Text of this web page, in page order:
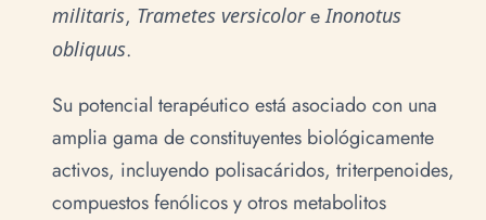
militaris, Trametes versicoloreInonotus
obliquus.
Su potencial terapéutico está asociado con una
amplia gama de constituyentes biológicamente
activos, incluyendo polisacáridos, triterpenoides,
compuestos fenólicos y otros metabolitos